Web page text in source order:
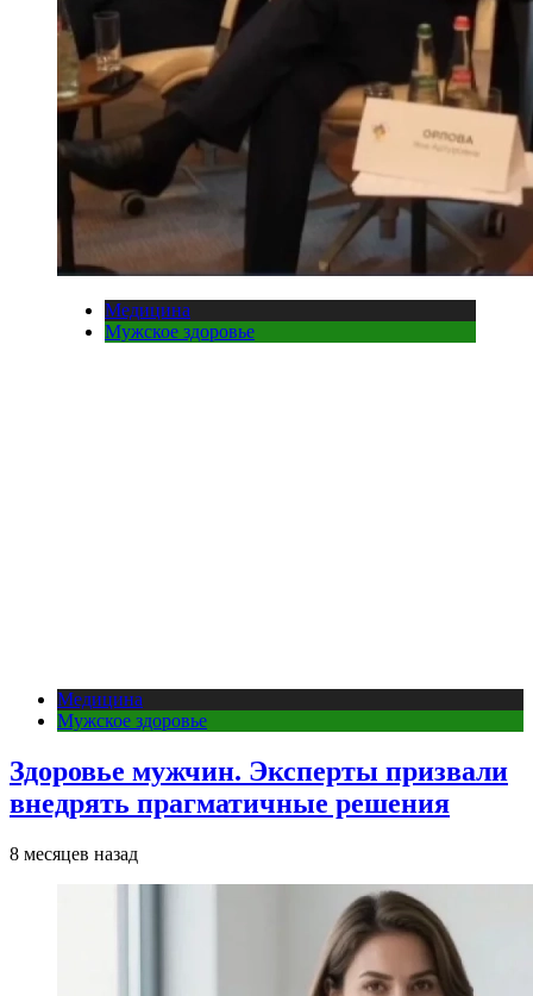
Медицина
Мужское здоровье
Медицина
Мужское здоровье
Здоровье мужчин. Эксперты призвали
внедрять прагматичные решения
8 месяцев назад